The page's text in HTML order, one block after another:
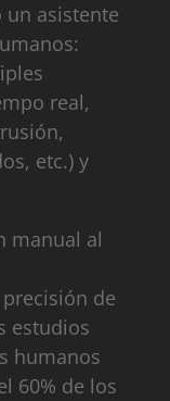
un asistente
real,
etc.) y
manual al
de
estudios
humanos
60% de los